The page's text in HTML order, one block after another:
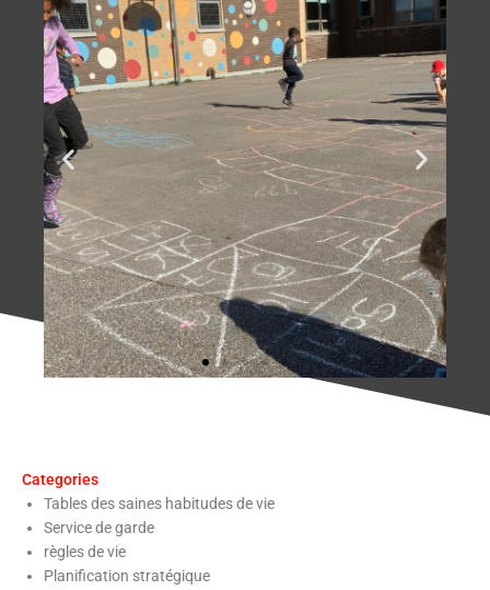
Categories
Tables des saines habitudes de vie
Service de garde
règles de vie
Planification stratégique